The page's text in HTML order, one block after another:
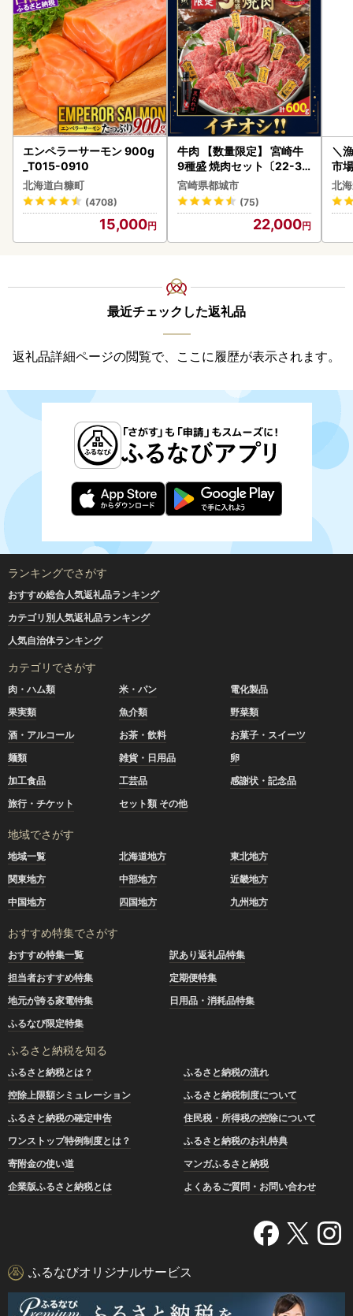
エンペラーサーモン 900g
_T015-0910
北海道白糠町
(4708)
15,000
牛肉 【数量限定】 宮崎牛
9種盛 焼肉セット〔22-31
-006-600g〕都城 イチオ
シ!! 牛肉
宮崎県都城市
(75)
22,000
＼
市
貝
北
最近チェックした返礼品
返礼品詳細ページの閲覧で、ここに履歴が表示されます。
ランキングでさがす
おすすめ総合人気返礼品ランキング
カテゴリ別人気返礼品ランキング
人気自治体ランキング
カテゴリでさがす
肉・ハム類 米・パン
電化製品
果実類
魚介類
野菜類
酒・アルコール
お茶・飲料
お菓子・スイーツ
麺類
雑貨・日用品
卵
加工食品
工芸品
感謝状・記念品
旅行・チケット
セット類 その他
地域でさがす
地域一覧 北海道地方
東北地方
関東地方
中部地方
近畿地方
中国地方
四国地方 九州地方
おすすめ特集でさがす
おすすめ特集一覧
訳あり返礼品特集
担当者おすすめ特集
定期便特集
地元が誇る家電特集
日用品・消耗品特集
ふるなび限定特集
ふるさと納税を知る
ふるさと納税とは？
ふるさと納税の流れ
控除上限額シミュレーション
ふるさと納税制度について
ふるさと納税の確定申告
住民税・所得税の控除について
ワンストップ特例制度とは？
ふるさと納税のお礼特典
寄附金の使い道
マンガふるさと納税
企業版ふるさと納税とは
よくあるご質問・お問い合わせ
ふるなびオリジナルサービス